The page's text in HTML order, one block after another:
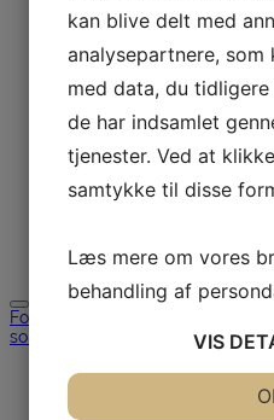
Stiger
Spandeholder
Affaldssortering
Affaldsspande til
Stationer til
Download
Brugt
Søg efter:
Forside
sortering
/ Affaldsspand ECO 50
kan blive delt med
analysepartnere, som
med data, du
de har indsamlet
tjenester. Ved at
samtykke til disse
Læs mere om vores
behandling af
VIS